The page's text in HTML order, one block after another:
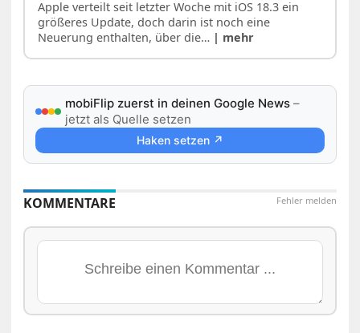
Apple verteilt seit letzter Woche mit iOS 18.3 ein
größeres Update, doch darin ist noch eine
Neuerung enthalten, über die… | mehr
mobiFlip zuerst in deinen Google News –
jetzt als Quelle setzen
Haken setzen ↗
Fehler melden
KOMMENTARE